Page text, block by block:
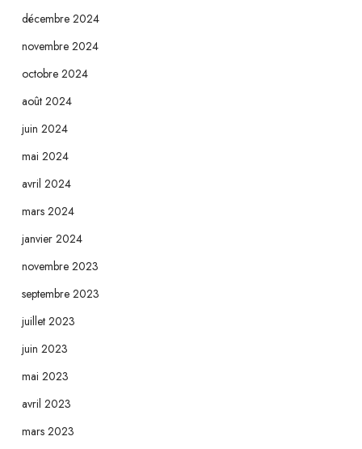
décembre 2024
novembre 2024
octobre 2024
août 2024
juin 2024
mai 2024
avril 2024
mars 2024
janvier 2024
novembre 2023
septembre 2023
juillet 2023
juin 2023
mai 2023
avril 2023
mars 2023